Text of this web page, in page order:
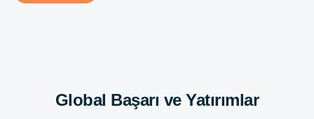
Global Başarı ve Yatırımlar